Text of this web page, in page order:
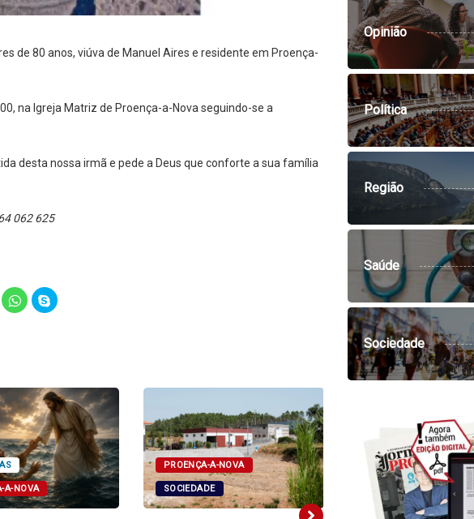
de 80 anos, viúva de Manuel Aires e residente em Proença-
na Igreja Matriz de Proença-a-Nova seguindo-se a
desta nossa irmã e pede a Deus que conforte a sua família
062 625
Click
to
share
Click
to
A-NOVA
PROENÇA-A-NOVA
SOCIEDADE
Opinião
Política
Região
Saúde
Sociedade